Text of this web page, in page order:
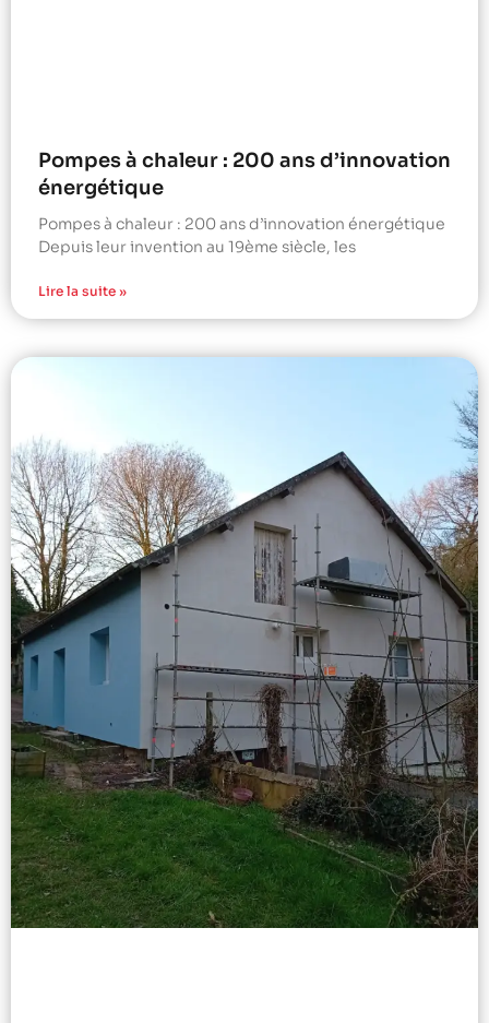
Pompes à chaleur : 200 ans d’innovation
énergétique
Pompes à chaleur : 200 ans d’innovation énergétique
Depuis leur invention au 19ème siècle, les
Lire la suite »